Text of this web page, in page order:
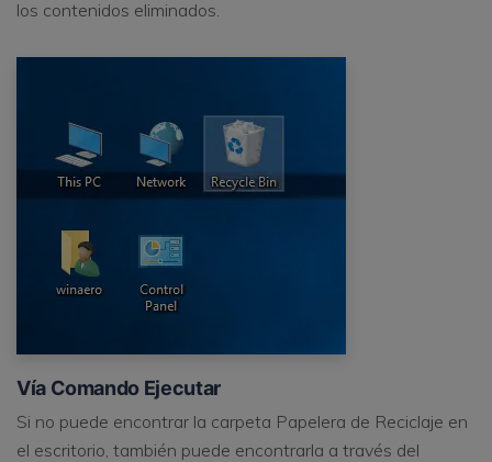
los contenidos eliminados.
Vía Comando Ejecutar
Si no puede encontrar la carpeta Papelera de Reciclaje en
el escritorio, también puede encontrarla a través del